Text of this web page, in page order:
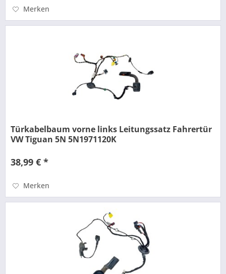
Merken
Türkabelbaum vorne links Leitungssatz Fahrertür
VW Tiguan 5N 5N1971120K
38,99 € *
Merken